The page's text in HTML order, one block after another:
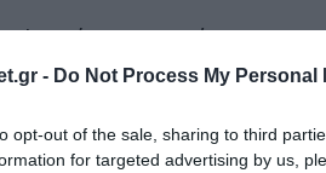
- Do Not Process My Personal
opt-out of the sale, sharing to third
for targeted advertising by us,
,όπως αναφέρει σε
με το προσωπικό,
της επιχειρησιακής